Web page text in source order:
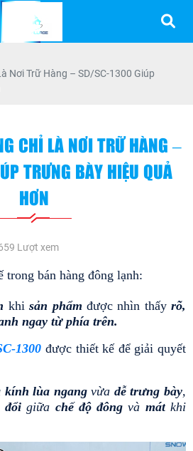
Nơi Trữ Hàng – SD/SC-1300 Giúp
CHỈ LÀ NƠI TRỮ HÀNG –
TRƯNG BÀY HIỆU QUẢ
HƠN
Lượt xem
trong bán hàng đông lạnh:
khi sản phẩm được nhìn thấy rõ,
ngay từ phía trên.
1300 được thiết kế để giải quyết
kính lùa ngang vừa dễ trưng bày,
đổi giữa chế độ đông và mát khi